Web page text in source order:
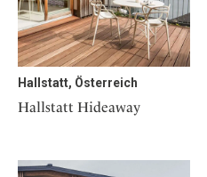
Hallstatt, Österreich
Hallstatt Hideaway